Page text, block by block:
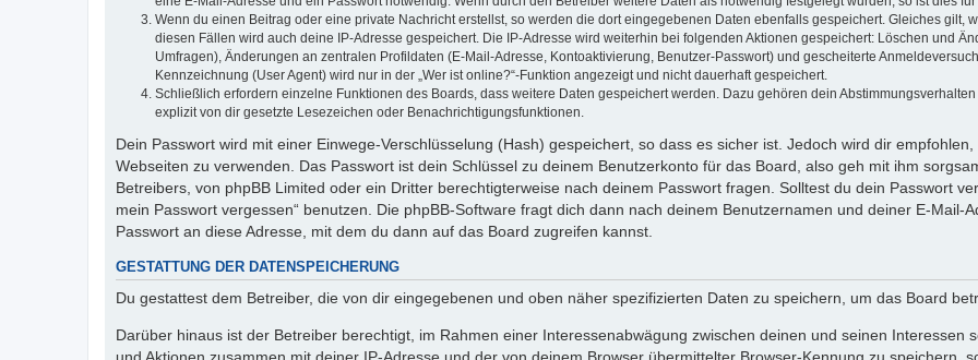
Wenn du einen Beitrag oder eine private Nachricht erstellst, so werden die dort eingegebenen Daten ebenfalls gespeichert. Gleiches gilt,
diesen Fällen wird auch deine IP-Adresse gespeichert. Die IP-Adresse wird weiterhin bei folgenden Aktionen gespeichert: Löschen und
Umfragen), Änderungen an zentralen Profildaten (E-Mail-Adresse, Kontoaktivierung, Benutzer-Passwort) und gescheiterte
Kennzeichnung (User Agent) wird nur in der „Wer ist online?“-Funktion angezeigt und nicht dauerhaft gespeichert.
Schließlich erfordern einzelne Funktionen des Boards, dass weitere Daten gespeichert werden. Dazu gehören dein
explizit von dir gesetzte Lesezeichen oder Benachrichtigungsfunktionen.
Dein Passwort wird mit einer Einwege-Verschlüsselung (Hash) gespeichert, so dass es sicher ist. Jedoch wird dir
Webseiten zu verwenden. Das Passwort ist dein Schlüssel zu deinem Benutzerkonto für das Board, also geh mit ihm
Betreibers, von phpBB Limited oder ein Dritter berechtigterweise nach deinem Passwort fragen. Solltest du dein Passwort
mein Passwort vergessen“ benutzen. Die phpBB-Software fragt dich dann nach deinem Benutzernamen und deiner E-
Passwort an diese Adresse, mit dem du dann auf das Board zugreifen kannst.
GESTATTUNG DER DATENSPEICHERUNG
Du gestattest dem Betreiber, die von dir eingegebenen und oben näher spezifizierten Daten zu speichern, um das Board
Darüber hinaus ist der Betreiber berechtigt, im Rahmen einer Interessenabwägung zwischen deinen und seinen Interessen